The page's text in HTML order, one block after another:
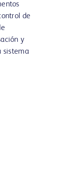
de
y
sistema